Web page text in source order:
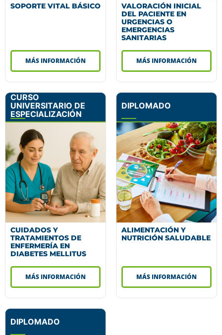
SOPORTE VITAL BÁSICO
MÁS INFORMACIÓN
VALORACIÓN INICIAL
DEL PACIENTE EN
URGENCIAS O
EMERGENCIAS
SANITARIAS
MÁS INFORMACIÓN
CURSO
UNIVERSITARIO DE
ESPECIALIZACIÓN
CUIDADOS Y
TRATAMIENTOS DE
ENFERMERÍA EN
DIABETES MELLITUS
MÁS INFORMACIÓN
DIPLOMADO
ALIMENTACIÓN Y
NUTRICIÓN SALUDABLE
MÁS INFORMACIÓN
DIPLOMADO